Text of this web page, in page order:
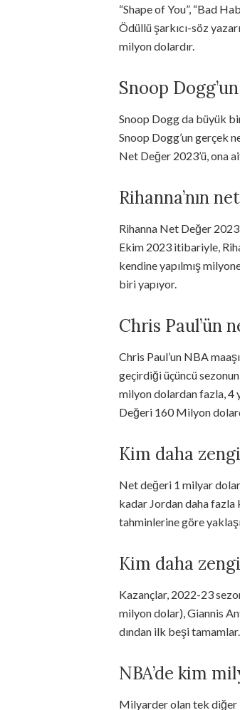
“Shape of You”, “Bad
Ödüllü şarkıcı-söz
milyon dolardır.
Snoop
Snoop Dogg da büyük
Snoop Dogg’un gerçek
Net Değer 2023’ü, ona
Rihanna’nın
Rihanna Net Değer
Ekim 2023 itibariyle,
kendine yapılmış
biri yapıyor.
Chris Paul’ün
Chris Paul’un NBA
geçirdiği üçüncü
milyon dolardan fazla, 4
Değeri 160 Milyon
Kim daha
Net değeri 1 milyar
kadar Jordan daha fazla
tahminlerine göre
Kim daha
Kazançlar, 2022-23
milyon dolar), Giannis
dından ilk beşi tamamlar.
NBA’de kim
Milyarder olan tek diğer